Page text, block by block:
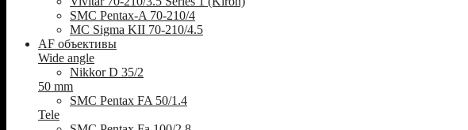
SMC Pentax-A 70-210/4
MC Sigma KII 70-210/4.5
AF объективы
Wide angle
Nikkor D 35/2
50 mm
SMC Pentax FA 50/1.4
Tele